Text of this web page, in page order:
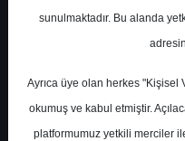
Ak Yatırım
sunulmaktadır. Bu alanda
Ayrıca üye olan herkes "Kişisel
okumuş ve kabul etmiştir.
platformumuz yetkili merciler